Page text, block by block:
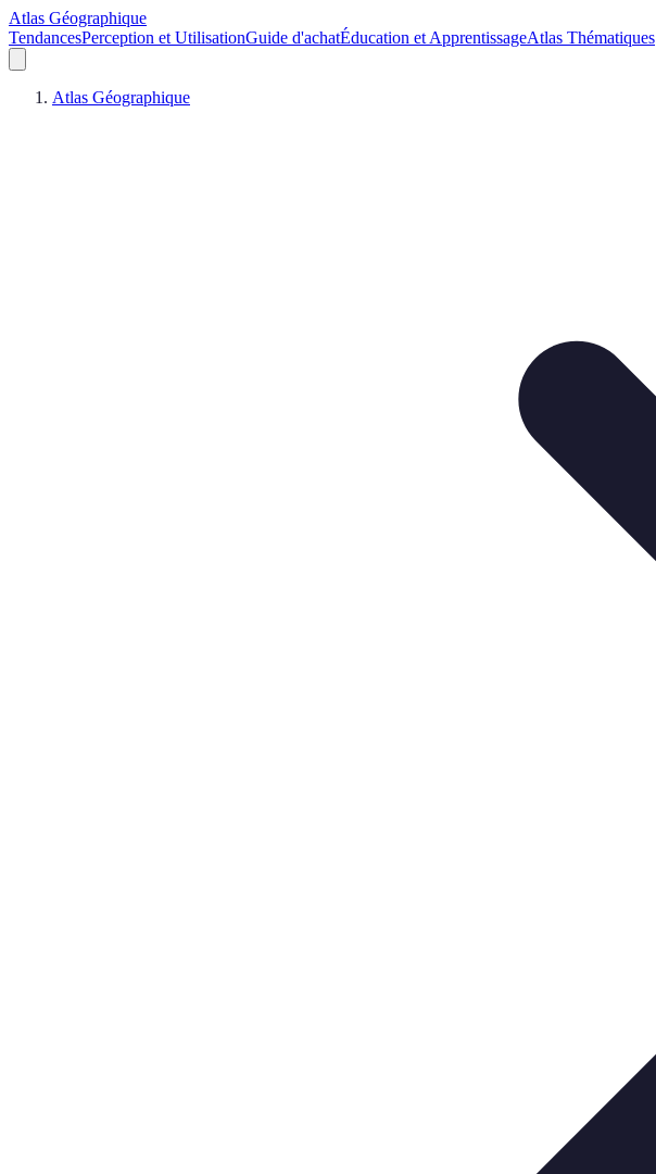
Atlas Géographique
TendancesPerception et UtilisationGuide d'achatÉducation et ApprentissageAtlas Thématiques
Atlas Géographique